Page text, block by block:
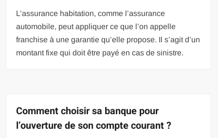
L’assurance habitation, comme l’assurance
automobile, peut appliquer ce que l’on appelle
franchise à une garantie qu’elle propose. Il s’agit d’un
montant fixe qui doit être payé en cas de sinistre.
Comment choisir sa banque pour
l’ouverture de son compte courant ?